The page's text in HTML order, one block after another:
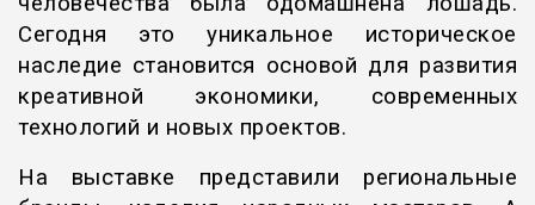
Сегодня это уникальное историческое
наследие становится основой для развития
креативной экономики, современных
технологий и новых проектов.
На выставке представили региональные